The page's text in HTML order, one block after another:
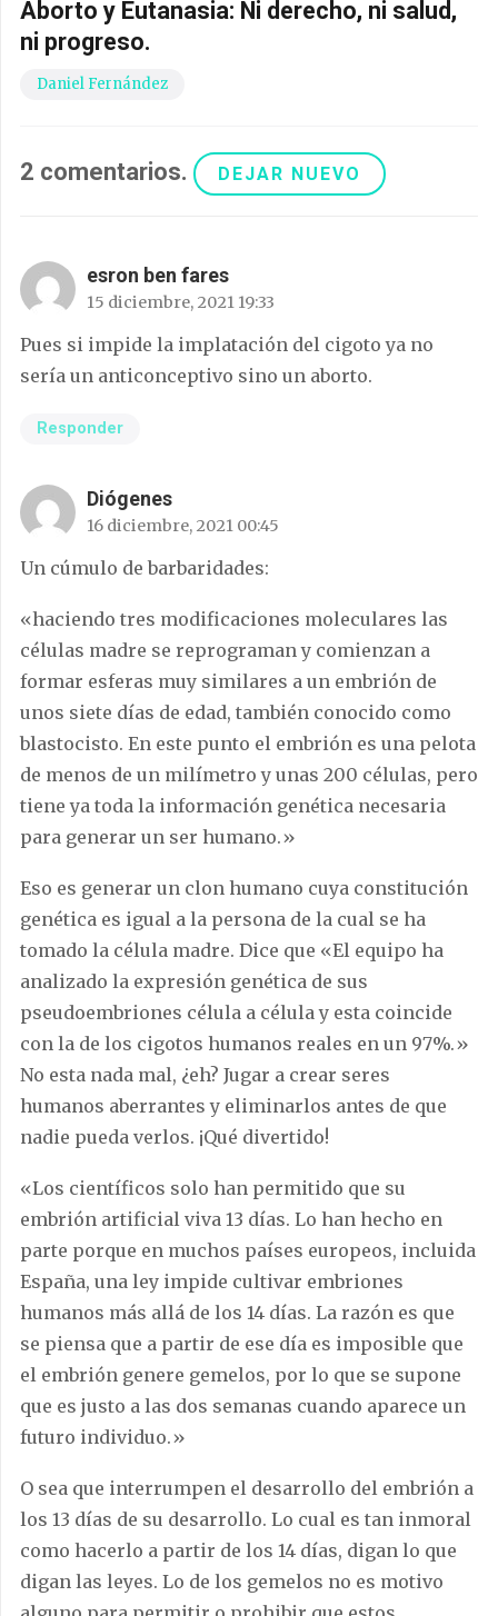
Aborto y Eutanasia: Ni derecho, ni salud,
ni progreso.
Daniel Fernández
2 comentarios. DEJAR NUEVO
esron ben fares
15 diciembre, 2021 19:33
Pues si impide la implatación del cigoto ya no
sería un anticonceptivo sino un aborto.
Responder
Diógenes
16 diciembre, 2021 00:45
Un cúmulo de barbaridades:
«haciendo tres modificaciones moleculares las
células madre se reprograman y comienzan a
formar esferas muy similares a un embrión de
unos siete días de edad, también conocido como
blastocisto. En este punto el embrión es una pelota
de menos de un milímetro y unas 200 células, pero
tiene ya toda la información genética necesaria
para generar un ser humano.»
Eso es generar un clon humano cuya constitución
genética es igual a la persona de la cual se ha
tomado la célula madre. Dice que «El equipo ha
analizado la expresión genética de sus
pseudoembriones célula a célula y esta coincide
con la de los cigotos humanos reales en un 97%.»
No esta nada mal, ¿eh? Jugar a crear seres
humanos aberrantes y eliminarlos antes de que
nadie pueda verlos. ¡Qué divertido!
«Los científicos solo han permitido que su
embrión artificial viva 13 días. Lo han hecho en
parte porque en muchos países europeos, incluida
España, una ley impide cultivar embriones
humanos más allá de los 14 días. La razón es que
se piensa que a partir de ese día es imposible que
el embrión genere gemelos, por lo que se supone
que es justo a las dos semanas cuando aparece un
futuro individuo.»
O sea que interrumpen el desarrollo del embrión a
los 13 días de su desarrollo. Lo cual es tan inmoral
como hacerlo a partir de los 14 días, digan lo que
digan las leyes. Lo de los gemelos no es motivo